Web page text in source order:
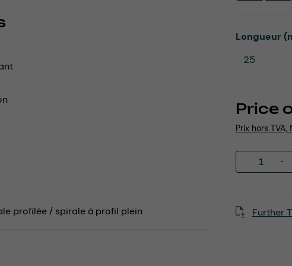
Price
Prix hors
Select
Longueur
Further
profilée / spirale à profil plein